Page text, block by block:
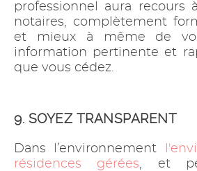
professionnel aura recours
notaires, complètement
et mieux à même de
information pertinente et
que vous cédez.
9. SOYEZ TRANSPARENT
Dans l’environnement
résidences gérées, et